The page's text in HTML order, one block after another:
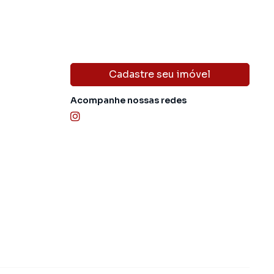
Cadastre seu imóvel
Acompanhe nossas redes